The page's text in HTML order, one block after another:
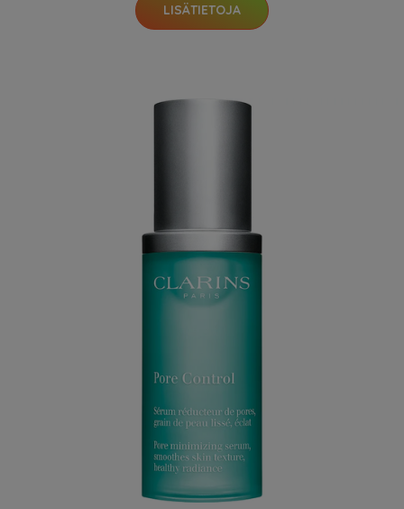
LISÄTIETOJA